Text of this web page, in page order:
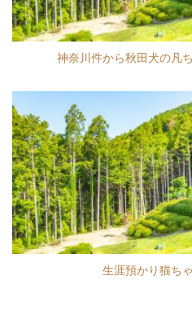
神奈川件から秋田犬の凡
生涯預かり猫ち